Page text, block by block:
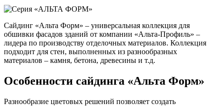
Сайдинг «Альта Форм» – универсальная коллекция для
обшивки фасадов зданий от компании «Альта-Профиль» –
лидера по производству отделочных материалов. Коллекция
подходит для стен, выполненных из разнообразных
материалов – камня, бетона, древесины и т.д.
Особенности сайдинга «Альта Форм»
Разнообразие цветовых решений позволяет создать